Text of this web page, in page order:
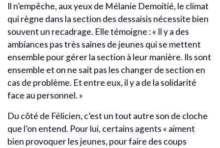
Il n’empêche, aux yeux de Mélanie Demoitié, le climat
qui règne dans la section des dessaisis nécessite bien
souvent un recadrage. Elle témoigne : « Il y a des
ambiances pas très saines de jeunes qui se mettent
ensemble pour gérer la section à leur manière. Ils sont
ensemble et on ne sait pas les changer de section en
cas de problème. Et entre eux, il y a de la solidarité
face au personnel. »
Du côté de Félicien, c’est un tout autre son de cloche
que l’on entend. Pour lui, certains agents « aiment
bien provoquer les jeunes, pour faire des coups